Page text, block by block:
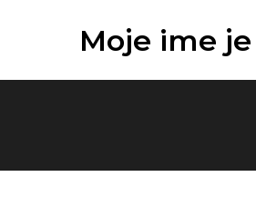
Moje ime